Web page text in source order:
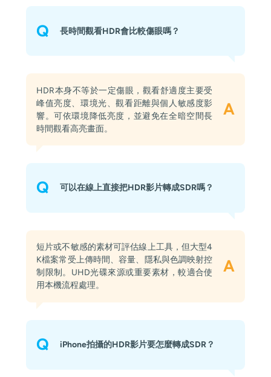
Q 長時間觀看HDR會比較傷眼嗎？
HDR本身不等於一定傷眼，觀看舒適度主要受
峰值亮度、環境光、觀看距離與個人敏感度影
響。可依環境降低亮度，並避免在全暗空間長
時間觀看高亮畫面。
A
Q 可以在線上直接把HDR影片轉成SDR嗎？
短片或不敏感的素材可評估線上工具，但大型4
K檔案常受上傳時間、容量、隱私與色調映射控
制限制。UHD光碟來源或重要素材，較適合使
用本機流程處理。
A
Q iPhone拍攝的HDR影片要怎麼轉成SDR？